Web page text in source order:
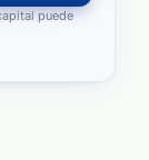
puede